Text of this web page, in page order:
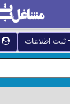
ثبت اطلاعات